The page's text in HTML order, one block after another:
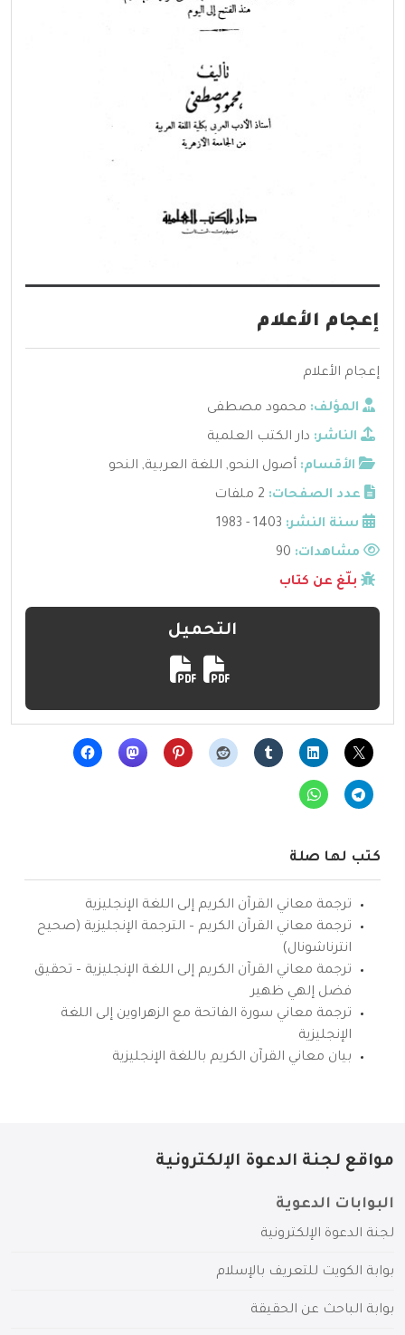
إعجام الأعلام
إعجام الأعلام
المؤلف: محمود مصطفى
الناشر: دار الكتب العلمية
الأقسام: أصول النحو, اللغة العربية, النحو
عدد الصفحات: 2 ملفات
سنة النشر: 1403 - 1983
مشاهدات:
بلّغ عن كتاب
التحميل
كتب لها صلة
ترجمة معاني القرآن الكريم إلى اللغة الإنجليزية
ترجمة معاني القرآن الكريم – الترجمة الإنجليزية (صحيح
انترناشونال)
ترجمة معاني القرآن الكريم إلى اللغة الإنجليزية – تحقيق
فضل إلهي ظهير
ترجمة معاني سورة الفاتحة مع الزهراوين إلى اللغة
الإنجليزية
بيان معاني القرآن الكريم باللغة الإنجليزية
مواقع لجنة الدعوة الإلكترونية
البوابات الدعوية
لجنة الدعوة الإلكترونية
بوابة الكويت للتعريف بالإسلام
بوابة الباحث عن الحقيقة